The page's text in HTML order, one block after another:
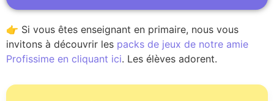
👉 Si vous êtes enseignant en primaire, nous vous
invitons à découvrir les packs de jeux de notre amie
Profissime en cliquant ici. Les élèves adorent.